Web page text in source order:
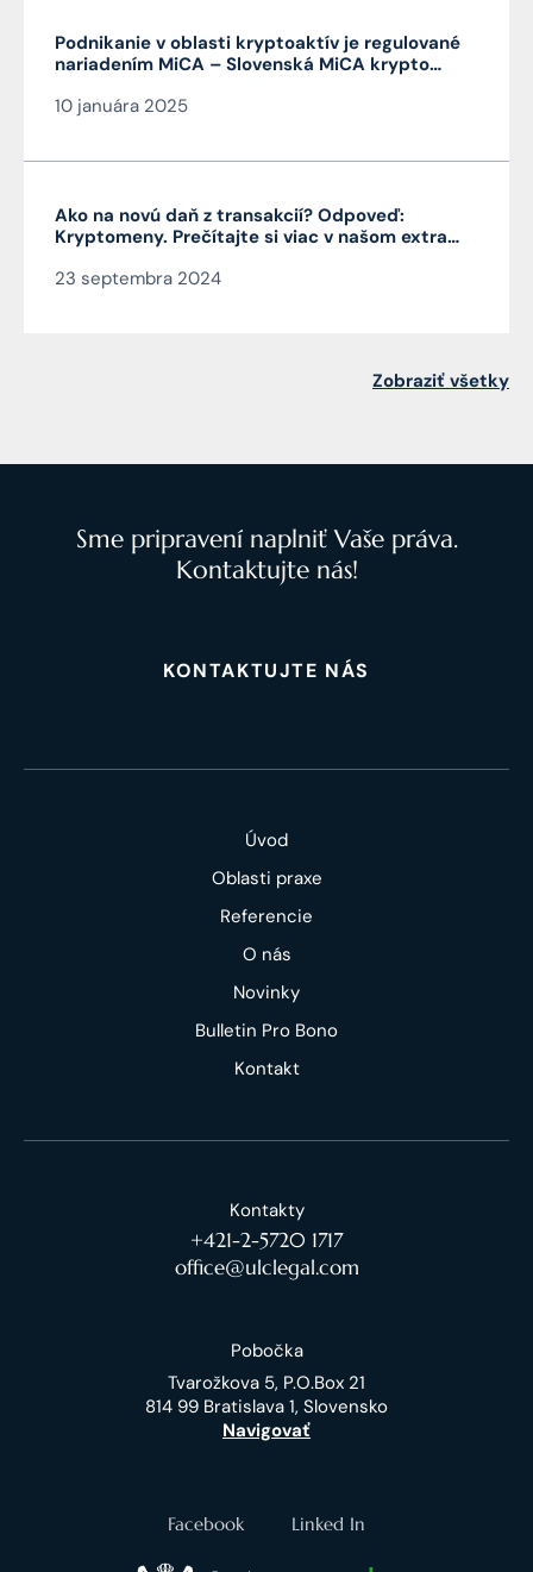
Podnikanie v oblasti kryptoaktív je regulované
nariadením MiCA – Slovenská MiCA krypto
10 januára 2025
Ako na novú daň z transakcií? Odpoveď:
Kryptomeny. Prečítajte si viac v našom extra
Čarnogurského
23 septembra 2024
Zobraziť všetky
Sme pripravení naplniť Vaše práva.
Kontaktujte nás!
KONTAKTUJTE NÁS
Úvod
Oblasti praxe
Referencie
O nás
Novinky
Bulletin Pro Bono
Kontakt
Kontakty
+421-2-5720 1717
office@ulclegal.com
Pobočka
Tvarožkova 5, P.O.Box 21
814 99 Bratislava 1, Slovensko
Navigovať
Facebook Linked In